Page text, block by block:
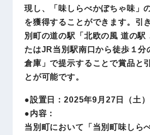
現し、「味しらべかぼちゃ味」
を獲得することができます。引
別町の道の駅「北欧の風 道の駅
たはJR当別駅南口から徒歩１分
倉庫」で提示することで賞品と
とが可能です。
●設置日：2025年9月27日（土
●内容：
当別町において「当別町味しら